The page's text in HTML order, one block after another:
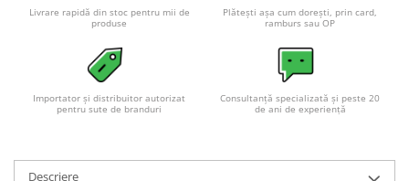
Pachete complete stocare energie
Sisteme de Stocare Comerciale
Sisteme fotovoltaice complete
Sisteme fotovoltaice de putere
mica (rulota/caravan/case de
Pachete sisteme fotovoltaice
Livrare rapidă din stoc pentru mii de
produse
Plătești așa cum dorești, prin card,
ramburs sau OP
Importator și distribuitor autorizat
pentru sute de branduri
Consultanță specializată și peste 20
de ani de experiență
Descriere